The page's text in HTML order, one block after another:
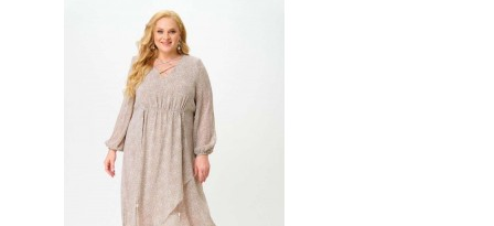
LIONA STYLE
LISSANA
LOKKA
LOKKA
LUCKY FOX